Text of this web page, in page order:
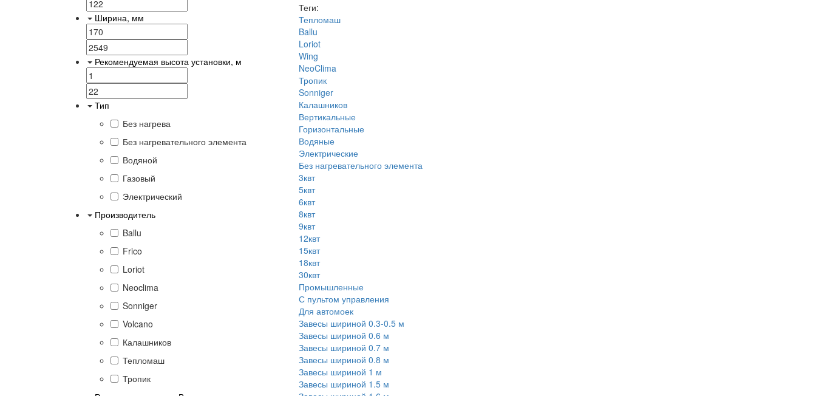
Ширина, мм
Рекомендуемая высота установки, м
Тип
Без нагрева
Без нагревательного элемента
Водяной
Газовый
Электрический
Производитель
Ballu
Frico
Loriot
Neoclima
Sonniger
Volcano
Калашников
Тепломаш
Тропик
Теги:
Тепломаш
Ballu
Loriot
Wing
NeoClima
Тропик
Sonniger
Калашников
Вертикальные
Горизонтальные
Водяные
Электрические
Без нагревательного элемента
3квт
5квт
6квт
8квт
9квт
12квт
15квт
18квт
30квт
Промышленные
С пультом управления
Для автомоек
Завесы шириной 0.3-0.5 м
Завесы шириной 0.6 м
Завесы шириной 0.7 м
Завесы шириной 0.8 м
Завесы шириной 1 м
Завесы шириной 1.5 м